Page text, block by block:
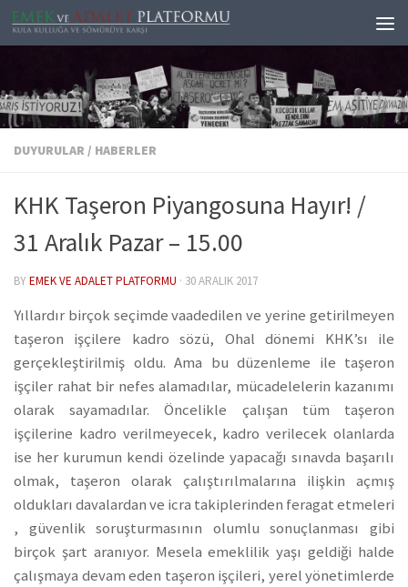
Skip to content
DUYURULAR / HABERLER
KHK Taşeron Piyangosuna Hayır! /
31 Aralık Pazar – 15.00
BYEMEK VE ADALET PLATFORMU · 30 ARALIK 2017
Yıllardır birçok seçimde vaadedilen ve yerine getirilmeyen
taşeron işçilere kadro sözü, Ohal dönemi KHK’sı ile
gerçekleştirilmiş oldu. Ama bu düzenleme ile taşeron
işçiler rahat bir nefes alamadılar, mücadelelerin kazanımı
olarak sayamadılar. Öncelikle çalışan tüm taşeron
işçilerine kadro verilmeyecek, kadro verilecek olanlarda
ise her kurumun kendi özelinde yapacağı sınavda başarılı
olmak, taşeron olarak çalıştırılmalarına ilişkin açmış
oldukları davalardan ve icra takiplerinden feragat etmeleri
, güvenlik soruşturmasının olumlu sonuçlanması gibi
birçok şart aranıyor. Mesela emeklilik yaşı geldiği halde
çalışmaya devam eden taşeron işçileri, yerel yönetimlerde